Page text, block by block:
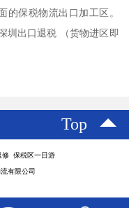
的保税物流出口加工区。
圳出口退税 （货物进区即
Top
修 保税区一日游
有限公司